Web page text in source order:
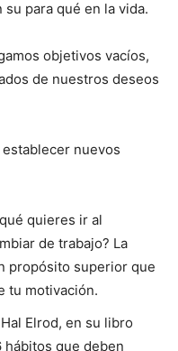
para qué en la vida.
objetivos vacíos,
de nuestros deseos
nuevos
quieres ir al
de trabajo? La
propósito superior que
tu motivación.
Elrod, en su libro
hábitos que deben